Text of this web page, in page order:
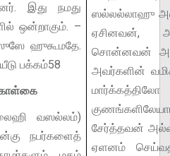
இது நமது
ஒன்றாகும். –
ஹுகூமதே.
பக்கம்58
வஸல்லம்)
நபர்களைத்
ஸல்லல்லாஹு
ஏசினவன்,
சொன்னவன்
அவர்களின்
சேர்த்தவன்
ஏளனம்